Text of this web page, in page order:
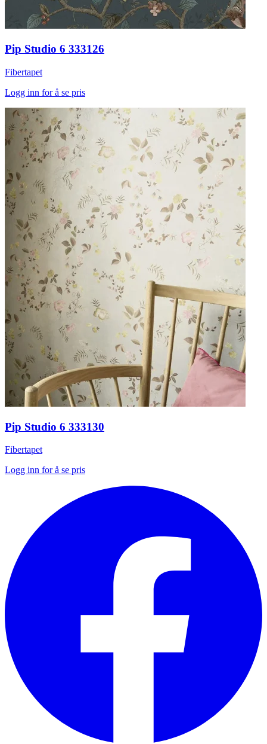
Pip Studio 6 333126
Fibertapet
Logg inn for å se pris
Pip Studio 6 333130
Fibertapet
Logg inn for å se pris